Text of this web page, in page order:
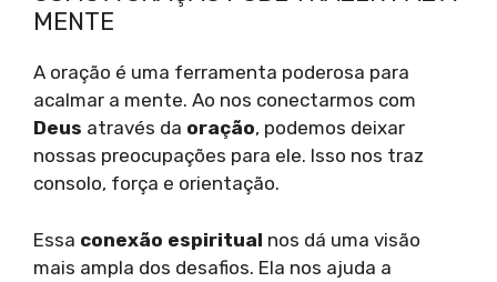
MENTE
A oração é uma ferramenta poderosa para
acalmar a mente. Ao nos conectarmos com
Deus através da oração, podemos deixar
nossas preocupações para ele. Isso nos traz
consolo, força e orientação.
Essa conexão espiritual nos dá uma visão
mais ampla dos desafios. Ela nos ajuda a